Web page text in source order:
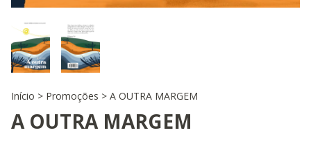
Início > Promoções > A OUTRA MARGEM
A OUTRA MARGEM